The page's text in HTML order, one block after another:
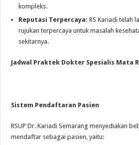
kompleks.
Reputasi Terpercaya: RS Kariadi telah
rujukan terpercaya untuk masalah
sekitarnya.
Jadwal Praktek Dokter Spesialis Mata
Sistem Pendaftaran Pasien
RSUP Dr. Kariadi Semarang menyediakan
mendaftar sebagai pasien, yaitu: